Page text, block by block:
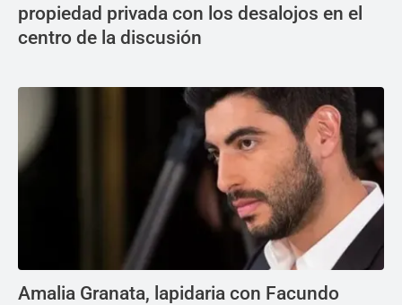
propiedad privada con los desalojos en el
centro de la discusión
Amalia Granata, lapidaria con Facundo